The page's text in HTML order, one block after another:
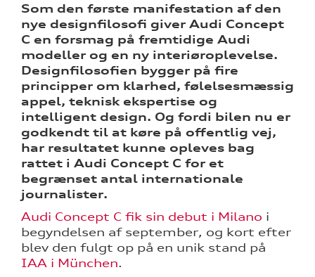
Som den første manifestation af den
nye designfilosofi giver Audi Concept
C en forsmag på fremtidige Audi
modeller og en ny interiøroplevelse.
Designfilosofien bygger på fire
principper om klarhed, følelsesmæssig
appel, teknisk ekspertise og
intelligent design. Og fordi bilen nu er
godkendt til at køre på offentlig vej,
har resultatet kunne opleves bag
rattet i Audi Concept C for et
begrænset antal internationale
journalister.
Audi Concept C fik sin debut i Milano i
begyndelsen af september, og kort efter
blev den fulgt op på en unik stand på
IAA i München.